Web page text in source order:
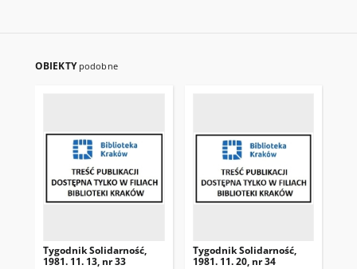
OBIEKTY podobne
Tygodnik Solidarność,
1981. 11. 13, nr 33
Tygodnik Solidarność,
1981. 11. 20, nr 34